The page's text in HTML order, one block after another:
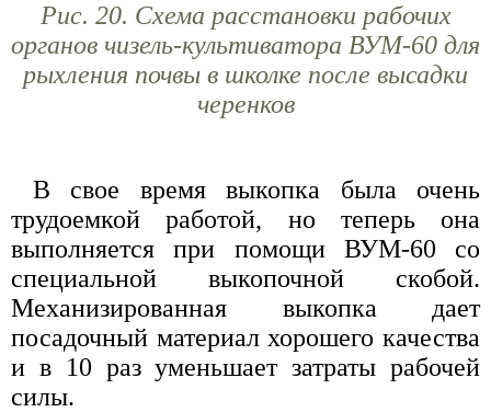
Рис. 20. Схема расстановки рабочих
органов чизель-культиватора ВУМ-60 для
рыхления почвы в школке после высадки
черенков
В свое время выкопка была очень
трудоемкой работой, но теперь она
выполняется при помощи ВУМ-60 со
специальной выкопочной скобой.
Механизированная выкопка дает
посадочный материал хорошего качества
и в 10 раз уменьшает затраты рабочей
силы.